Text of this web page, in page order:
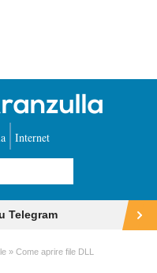
Internet
Telegram
Come aprire file DLL